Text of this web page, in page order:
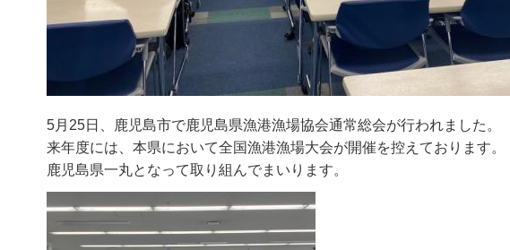
5月25日、鹿児島市で鹿児島県漁港漁場協会通常総会が行われました。
来年度には、本県において全国漁港漁場大会が開催を控えております。
鹿児島県一丸となって取り組んでまいります。